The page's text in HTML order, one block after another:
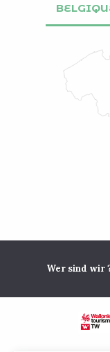
Wer sind wir